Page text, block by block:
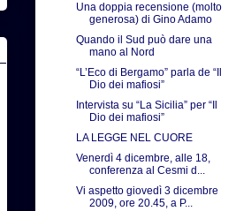
Una doppia recensione (molto
generosa) di Gino Adamo
Quando il Sud può dare una
mano al Nord
“L’Eco di Bergamo” parla de “Il
Dio dei mafiosi”
Intervista su “La Sicilia” per “Il
Dio dei mafiosi”
LA LEGGE NEL CUORE
Venerdì 4 dicembre, alle 18,
conferenza al Cesmi d...
Vi aspetto giovedì 3 dicembre
2009, ore 20.45, a P...